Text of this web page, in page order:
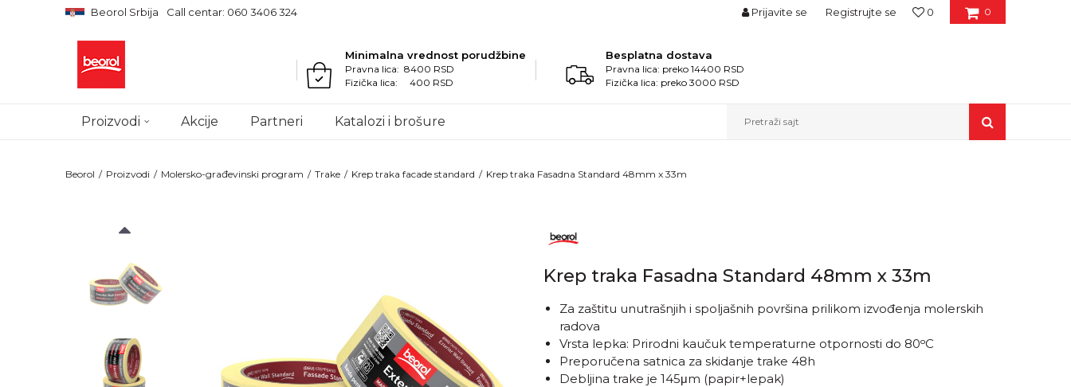
Beorol Srbija Call centar: 060 3406 324 0
0
Prijavite se Registrujte se
Minimalna vrednost porudžbine
Pravna lica: 8400 RSD
Fizička lica: 400 RSD
Besplatna dostava
Pravna lica: preko 14400 RSD
Fizička lica: preko 3000 RSD
Proizvodi Akcije Partneri Katalozi i brošure Pretraži sajt
Beorol Proizvodi Molersko-građevinski program Trake Krep traka facade standard Krep traka Fasadna Standard 48mm x 33m
Krep traka Fasadna Standard 48mm x 33m
Za zaštitu unutrašnjih i spoljašnih površina prilikom izvođenja molerskih
radova
Vrsta lepka: Prirodni kaučuk temperaturne otpornosti do 80ᵒC
Preporučena satnica za skidanje trake 48h
Debljina trake je 145μm (papir+lepak)